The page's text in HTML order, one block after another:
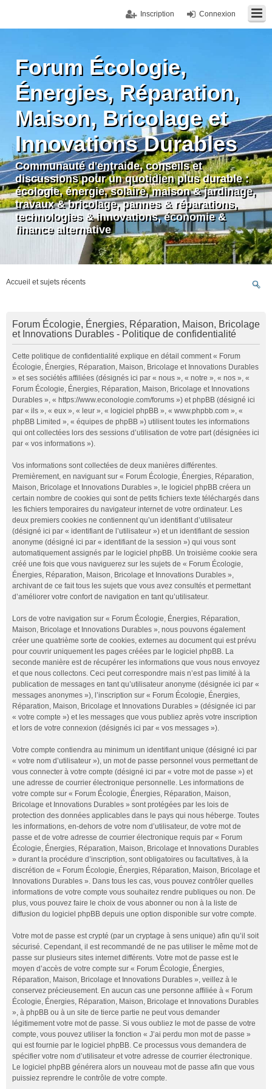
Connexion
Inscription
Forum Écologie,
Énergies, Réparation,
Maison, Bricolage et
Innovations Durables
Communauté d'entraide, conseils et
discussions pour un quotidien plus durable :
écologie, énergie, solaire, maison & jardinage,
travaux & bricolage, pannes & réparations,
technologies & innovations, économie &
finance alternative
Accueil et sujets récents
Forum Écologie, Énergies, Réparation, Maison, Bricolage
et Innovations Durables - Politique de confidentialité
Cette politique de confidentialité explique en détail comment « Forum
Écologie, Énergies, Réparation, Maison, Bricolage et Innovations Durables
» et ses sociétés affiliées (désignés ici par « nous », « notre », « nos », «
Forum Écologie, Énergies, Réparation, Maison, Bricolage et Innovations
Durables », « https://www.econologie.com/forums ») et phpBB (désigné ici
par « ils », « eux », « leur », « logiciel phpBB », « www.phpbb.com », «
phpBB Limited », « équipes de phpBB ») utilisent toutes les informations
qui ont collectées lors des sessions d’utilisation de votre part (désignées ici
par « vos informations »).
Vos informations sont collectées de deux manières différentes.
Premièrement, en naviguant sur « Forum Écologie, Énergies, Réparation,
Maison, Bricolage et Innovations Durables », le logiciel phpBB créera un
certain nombre de cookies qui sont de petits fichiers texte téléchargés dans
les fichiers temporaires du navigateur internet de votre ordinateur. Les
deux premiers cookies ne contiennent qu’un identifiant d’utilisateur
(désigné ici par « identifiant de l’utilisateur ») et un identifiant de session
anonyme (désigné ici par « identifiant de la session ») qui vous sont
automatiquement assignés par le logiciel phpBB. Un troisième cookie sera
créé une fois que vous naviguerez sur les sujets de « Forum Écologie,
Énergies, Réparation, Maison, Bricolage et Innovations Durables »,
archivant de ce fait tous les sujets que vous avez consultés et permettant
d’améliorer votre confort de navigation en tant qu’utilisateur.
Lors de votre navigation sur « Forum Écologie, Énergies, Réparation,
Maison, Bricolage et Innovations Durables », nous pouvons également
créer une quatrième sorte de cookies, externes au document qui est prévu
pour couvrir uniquement les pages créées par le logiciel phpBB. La
seconde manière est de récupérer les informations que vous nous envoyez
et que nous collectons. Ceci peut correspondre mais n’est pas limité à la
publication de messages en tant qu’utilisateur anonyme (désignée ici par «
messages anonymes »), l’inscription sur « Forum Écologie, Énergies,
Réparation, Maison, Bricolage et Innovations Durables » (désignée ici par
« votre compte ») et les messages que vous publiez après votre inscription
et lors de votre connexion (désignés ici par « vos messages »).
Votre compte contiendra au minimum un identifiant unique (désigné ici par
« votre nom d’utilisateur »), un mot de passe personnel vous permettant de
vous connecter à votre compte (désigné ici par « votre mot de passe ») et
une adresse de courrier électronique personnelle. Les informations de
votre compte sur « Forum Écologie, Énergies, Réparation, Maison,
Bricolage et Innovations Durables » sont protégées par les lois de
protection des données applicables dans le pays qui nous héberge. Toutes
les informations, en-dehors de votre nom d’utilisateur, de votre mot de
passe et de votre adresse de courrier électronique requis par « Forum
Écologie, Énergies, Réparation, Maison, Bricolage et Innovations Durables
» durant la procédure d’inscription, sont obligatoires ou facultatives, à la
discrétion de « Forum Écologie, Énergies, Réparation, Maison, Bricolage et
Innovations Durables ». Dans tous les cas, vous pouvez contrôler quelles
informations de votre compte vous souhaitez rendre publiques ou non. De
plus, vous pouvez faire le choix de vous abonner ou non à la liste de
diffusion du logiciel phpBB depuis une option disponible sur votre compte.
Votre mot de passe est crypté (par un cryptage à sens unique) afin qu’il soit
sécurisé. Cependant, il est recommandé de ne pas utiliser le même mot de
passe sur plusieurs sites internet différents. Votre mot de passe est le
moyen d’accès de votre compte sur « Forum Écologie, Énergies,
Réparation, Maison, Bricolage et Innovations Durables », veillez à le
conservez précieusement. En aucun cas une personne affiliée à « Forum
Écologie, Énergies, Réparation, Maison, Bricolage et Innovations Durables
», à phpBB ou à un site de tierce partie ne peut vous demander
légitimement votre mot de passe. Si vous oubliez le mot de passe de votre
compte, vous pouvez utiliser la fonction « J’ai perdu mon mot de passe »
qui est fournie par le logiciel phpBB. Ce processus vous demandera de
spécifier votre nom d’utilisateur et votre adresse de courrier électronique.
Le logiciel phpBB générera alors un nouveau mot de passe afin que vous
puissiez reprendre le contrôle de votre compte.